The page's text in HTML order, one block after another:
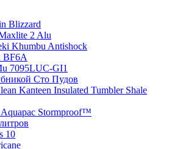
Blizzard
2 Alu
Khumbu Antishock
BF6A
7095LUC-GI1
Сто Пудов
Kanteen Insulated Tumbler Shale
Stormproof™
10